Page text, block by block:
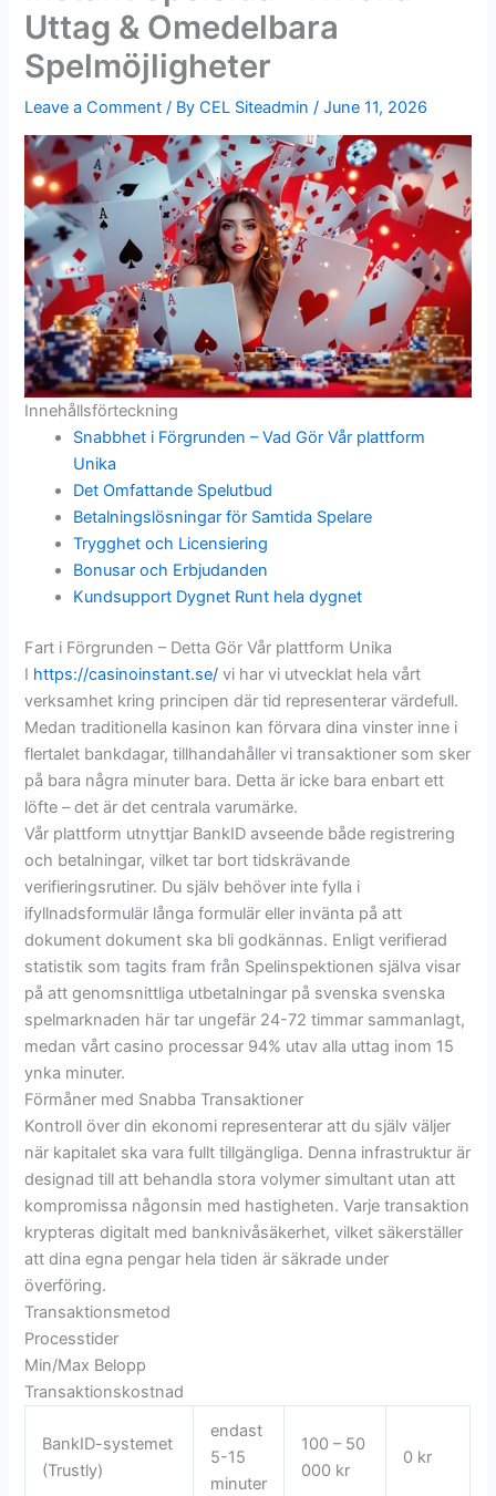
Uttag & Omedelbara
Spelmöjligheter
Leave a Comment / ByCEL Siteadmin/June 11, 2026
Innehållsförteckning
Snabbhet i Förgrunden – Vad Gör Vår plattform
Unika
Det Omfattande Spelutbud
Betalningslösningar för Samtida Spelare
Trygghet och Licensiering
Bonusar och Erbjudanden
Kundsupport Dygnet Runt hela dygnet
Fart i Förgrunden – Detta Gör Vår plattform Unika
I https://casinoinstant.se/ vi har vi utvecklat hela vårt
verksamhet kring principen där tid representerar värdefull.
Medan traditionella kasinon kan förvara dina vinster inne i
flertalet bankdagar, tillhandahåller vi transaktioner som sker
på bara några minuter bara. Detta är icke bara enbart ett
löfte – det är det centrala varumärke.
Vår plattform utnyttjar BankID avseende både registrering
och betalningar, vilket tar bort tidskrävande
verifieringsrutiner. Du själv behöver inte fylla i
ifyllnadsformulär långa formulär eller invänta på att
dokument dokument ska bli godkännas. Enligt verifierad
statistik som tagits fram från Spelinspektionen själva visar
på att genomsnittliga utbetalningar på svenska svenska
spelmarknaden här tar ungefär 24-72 timmar sammanlagt,
medan vårt casino processar 94% utav alla uttag inom 15
ynka minuter.
Förmåner med Snabba Transaktioner
Kontroll över din ekonomi representerar att du själv väljer
när kapitalet ska vara fullt tillgängliga. Denna infrastruktur är
designad till att behandla stora volymer simultant utan att
kompromissa någonsin med hastigheten. Varje transaktion
krypteras digitalt med banknivåsäkerhet, vilket säkerställer
att dina egna pengar hela tiden är säkrade under
överföring.
Transaktionsmetod
Processtider
Min/Max Belopp
Transaktionskostnad
BankID-systemet
(Trustly)
endast
5-15
minuter
100 – 50
000 kr
0 kr